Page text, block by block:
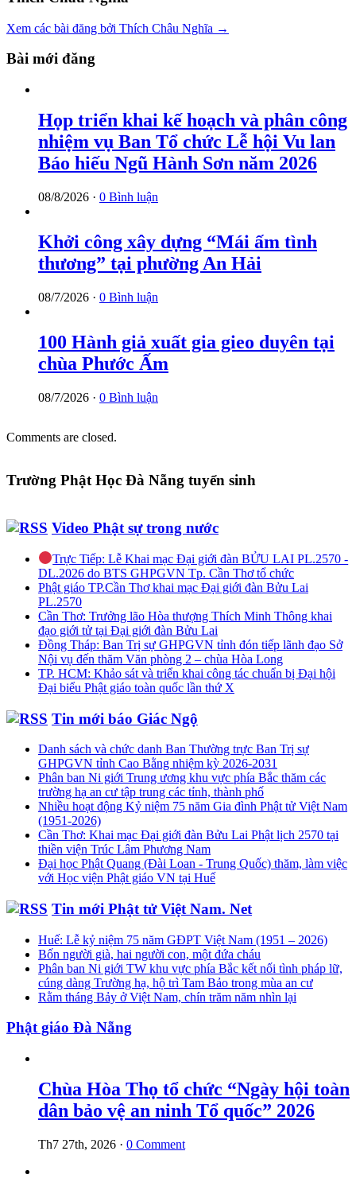
Xem các bài đăng bởi Thích Châu Nghĩa →
Bài mới đăng
Họp triển khai kế hoạch và phân công
nhiệm vụ Ban Tổ chức Lễ hội Vu lan
Báo hiếu Ngũ Hành Sơn năm 2026
08/8/2026 · 0 Bình luận
Khởi công xây dựng “Mái ấm tình
thương” tại phường An Hải
08/7/2026 · 0 Bình luận
100 Hành giả xuất gia gieo duyên tại
chùa Phước Ấm
08/7/2026 · 0 Bình luận
Comments are closed.
Trường Phật Học Đà Nẵng tuyển sinh
Video Phật sự trong nước
Trực Tiếp: Lễ Khai mạc Đại giới đàn BỬU LAI PL.2570 -
DL.2026 do BTS GHPGVN Tp. Cần Thơ tổ chức
Phật giáo TP.Cần Thơ khai mạc Đại giới đàn Bửu Lai
PL.2570
Cần Thơ: Trưởng lão Hòa thượng Thích Minh Thông khai
đạo giới tử tại Đại giới đàn Bửu Lai
Đồng Tháp: Ban Trị sự GHPGVN tỉnh đón tiếp lãnh đạo Sở
Nội vụ đến thăm Văn phòng 2 – chùa Hòa Long
TP. HCM: Khảo sát và triển khai công tác chuẩn bị Đại hội
Đại biểu Phật giáo toàn quốc lần thứ X
Tin mới báo Giác Ngộ
Danh sách và chức danh Ban Thường trực Ban Trị sự
GHPGVN tỉnh Cao Bằng nhiệm kỳ 2026-2031
Phân ban Ni giới Trung ương khu vực phía Bắc thăm các
trường hạ an cư tập trung các tỉnh, thành phố
Nhiều hoạt động Kỷ niệm 75 năm Gia đình Phật tử Việt Nam
(1951-2026)
Cần Thơ: Khai mạc Đại giới đàn Bửu Lai Phật lịch 2570 tại
thiền viện Trúc Lâm Phương Nam
Đại học Phật Quang (Đài Loan - Trung Quốc) thăm, làm việc
với Học viện Phật giáo VN tại Huế
Tin mới Phật tử Việt Nam. Net
Huế: Lễ kỷ niệm 75 năm GĐPT Việt Nam (1951 – 2026)
Bốn người già, hai người con, một đứa cháu
Phân ban Ni giới TW khu vực phía Bắc kết nối tình pháp lữ,
cúng dàng Trường hạ, hộ trì Tam Bảo trong mùa an cư
Rằm tháng Bảy ở Việt Nam, chín trăm năm nhìn lại
Phật giáo Đà Nẵng
Chùa Hòa Thọ tổ chức “Ngày hội toàn
dân bảo vệ an ninh Tổ quốc” 2026
Th7 27th, 2026 · 0 Comment